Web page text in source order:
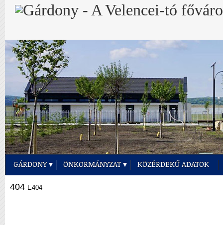
GÁRDONY ÖNKORMÁNYZAT KÖZÉRDEKŰ ADATOK
404 E404